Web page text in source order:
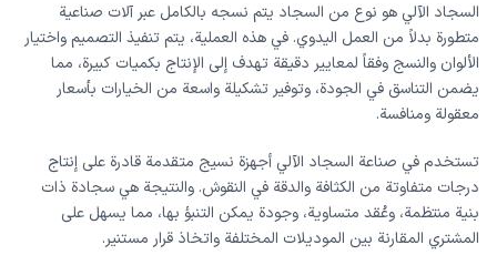
السجاد الآلي هو نوع من السجاد يتم نسجه بالكامل عبر آلات صناعية
متطورة بدلاً من العمل اليدوي. في هذه العملية، يتم تنفيذ التصميم واختيار
الألوان والنسج وفقاً لمعايير دقيقة تهدف إلى الإنتاج بكميات كبيرة، مما
يضمن التناسق في الجودة، وتوفير تشكيلة واسعة من الخيارات بأسعار
معقولة ومنافسة.
تستخدم في صناعة السجاد الآلي أجهزة نسيج متقدمة قادرة على إنتاج
درجات متفاوتة من الكثافة والدقة في النقوش. والنتيجة هي سجادة ذات
بنية منتظمة، وعُقد متساوية، وجودة يمكن التنبؤ بها، مما يسهل على
المشتري المقارنة بين الموديلات المختلفة واتخاذ قرار مستنير.